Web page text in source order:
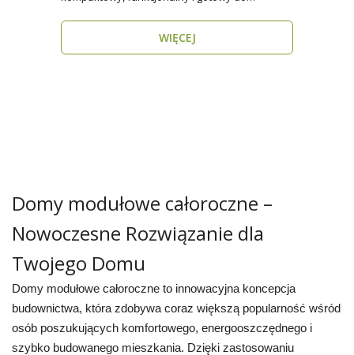
WIĘCEJ
Domy modułowe całoroczne –
Nowoczesne Rozwiązanie dla
Twojego Domu
Domy modułowe całoroczne to innowacyjna koncepcja
budownictwa, która zdobywa coraz większą popularność wśród
osób poszukujących komfortowego, energooszczędnego i
szybko budowanego mieszkania. Dzięki zastosowaniu